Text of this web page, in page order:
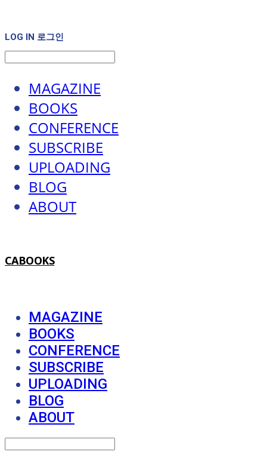
LOG IN 로그인
MAGAZINE
BOOKS
CONFERENCE
SUBSCRIBE
UPLOADING
BLOG
ABOUT
CABOOKS
MAGAZINE
BOOKS
CONFERENCE
SUBSCRIBE
UPLOADING
BLOG
ABOUT